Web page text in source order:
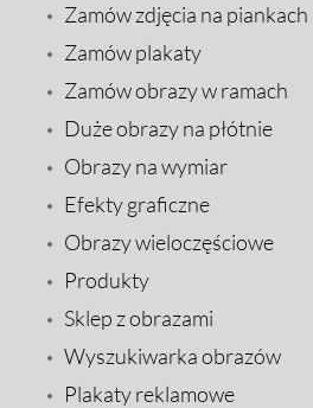
Zamów zdjęcia na piankach
Zamów plakaty
Zamów obrazy w ramach
Duże obrazy na płótnie
Obrazy na wymiar
Efekty graficzne
Obrazy wieloczęściowe
Produkty
Sklep z obrazami
Wyszukiwarka obrazów
Plakaty reklamowe